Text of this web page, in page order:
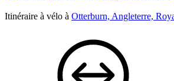
Itinéraire à vélo à Otterburn, Angleterre,